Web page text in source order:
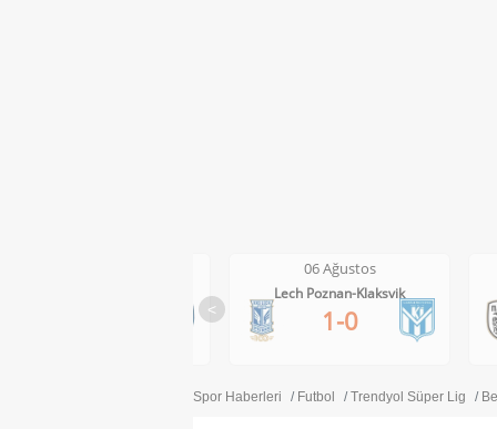
<
Lech Poznan-Klaksvik
1-0
PAOK-Anderlecht
0-1
Spor Haberleri Futbol Trendyol Süper Lig